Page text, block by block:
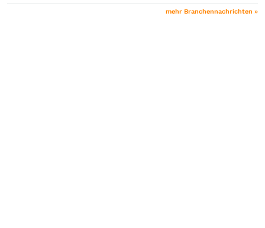
mehr Branchennachrichten »